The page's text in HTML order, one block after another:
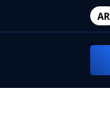
AR